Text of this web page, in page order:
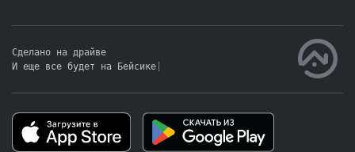
Сделано на драйве
И еще все будет на Бейсике